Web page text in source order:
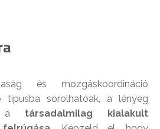
és mozgáskoordináció
típusba sorolhatóak, a lényeg
a társadalmilag kialakult